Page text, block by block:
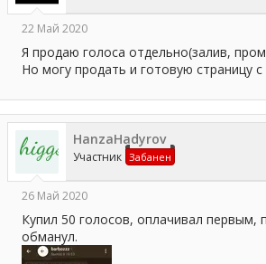
22 Май 2020
Я продаю голоса отдельно(залив,
Но могу продать и готовую страницу с
HanzaHadyrov
Участник Забанен
26 Май 2020
Купил 50 голосов, оплачивал первым,
обманул.